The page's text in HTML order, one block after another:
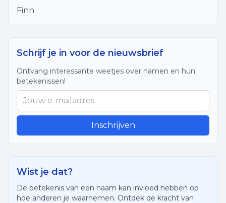
Finn
Schrijf je in voor de nieuwsbrief
Ontvang interessante weetjes over namen en hun
betekenissen!
Inschrijven
Wist je dat?
De betekenis van een naam kan invloed hebben op
hoe anderen je waarnemen. Ontdek de kracht van